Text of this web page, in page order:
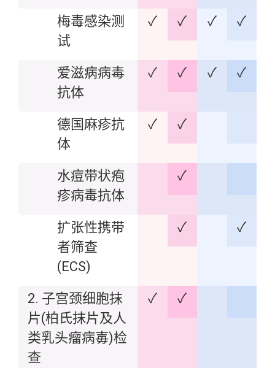
梅毒感染测
试
✓ ✓ ✓ ✓
爱滋病病毒
抗体
✓ ✓ ✓ ✓
德国麻疹抗
体
✓ ✓
水痘带状疱
疹病毒抗体
✓
扩张性携带
者筛查
(ECS)
✓ ✓
2. 子宫颈细胞抹
片(柏氏抹片及人
类乳头瘤病毐)检
查
✓ ✓